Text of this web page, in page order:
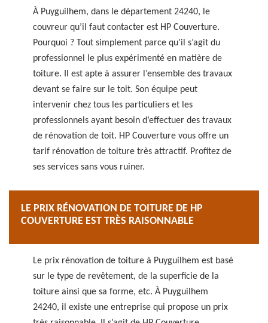
À Puyguilhem, dans le département 24240, le
couvreur qu’il faut contacter est HP Couverture.
Pourquoi ? Tout simplement parce qu’il s’agit du
professionnel le plus expérimenté en matière de
toiture. Il est apte à assurer l’ensemble des travaux
devant se faire sur le toit. Son équipe peut
intervenir chez tous les particuliers et les
professionnels ayant besoin d’effectuer des travaux
de rénovation de toit. HP Couverture vous offre un
tarif rénovation de toiture très attractif. Profitez de
ses services sans vous ruiner.
LE PRIX RÉNOVATION DE TOITURE DE HP
COUVERTURE EST TRÈS RAISONNABLE
Le prix rénovation de toiture à Puyguilhem est basé
sur le type de revêtement, de la superficie de la
toiture ainsi que sa forme, etc. À Puyguilhem
24240, il existe une entreprise qui propose un prix